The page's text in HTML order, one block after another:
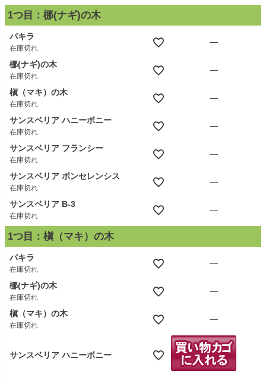
1つ目：梛(ナギ)の木
パキラ
在庫切れ
—
梛(ナギ)の木
在庫切れ
—
槇（マキ）の木
在庫切れ
—
サンスベリア ハニーボニー
在庫切れ
—
サンスベリア フランシー
在庫切れ
—
サンスベリア ボンセレンシス
在庫切れ
—
サンスベリア B-3
在庫切れ
—
1つ目：槇（マキ）の木
パキラ
在庫切れ
—
梛(ナギ)の木
在庫切れ
—
槇（マキ）の木
在庫切れ
—
サンスベリア ハニーボニー